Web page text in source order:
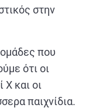
στην
ομάδες που
ότι οι
Χ και οι
παιχνίδια.